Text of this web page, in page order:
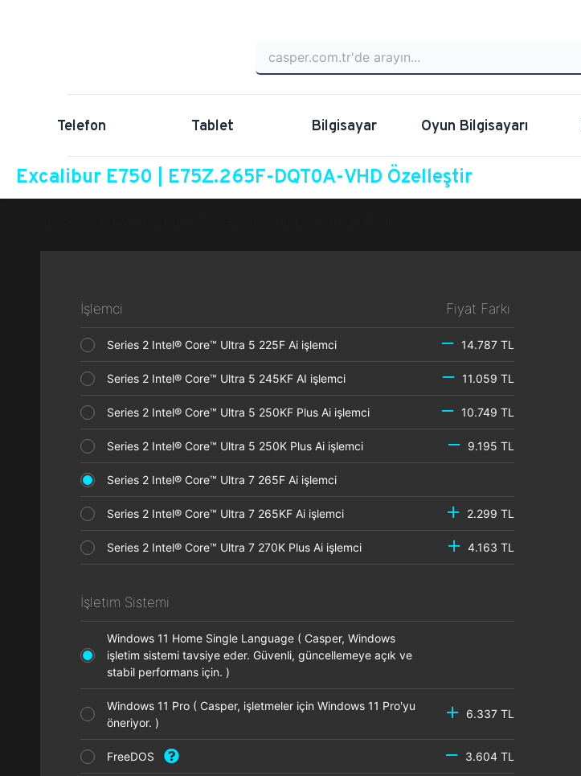
Telefon Tablet Bilgisayar Oyun Bilgisayarı
Excalibur E750 | E75Z.265F-DQT0A-VHD Özelleştir
İşlemci Fiyat Farkı
Series 2 Intel® Core™ Ultra 5 225F Ai işlemci 14.787 TL
Series 2 Intel® Core™ Ultra 5 245KF AI işlemci 11.059 TL
Series 2 Intel® Core™ Ultra 5 250KF Plus Ai işlemci 10.749 TL
Series 2 Intel® Core™ Ultra 5 250K Plus Ai işlemci 9.195 TL
Series 2 Intel® Core™ Ultra 7 265F Ai işlemci
Series 2 Intel® Core™ Ultra 7 265KF Ai işlemci 2.299 TL
Series 2 Intel® Core™ Ultra 7 270K Plus Ai işlemci 4.163 TL
İşletim Sistemi
Windows 11 Home Single Language ( Casper, Windows
işletim sistemi tavsiye eder. Güvenli, güncellemeye açık ve
stabil performans için. )
Windows 11 Pro ( Casper, işletmeler için Windows 11 Pro'yu
öneriyor. )
6.337 TL
FreeDOS 3.604 TL